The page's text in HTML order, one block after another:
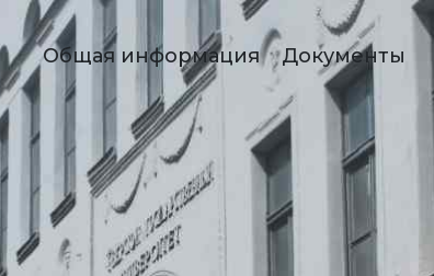
Общая информация Документы